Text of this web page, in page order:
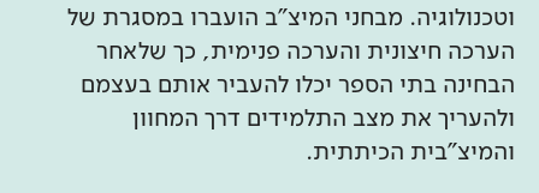
וטכנולוגיה. מבחני המיצ"ב הועברו במסגרת של
הערכה חיצונית והערכה פנימית, כך שלאחר
הבחינה בתי הספר יכלו להעביר אותם בעצמם
ולהעריך את מצב התלמידים דרך המחוון
והמיצ"בית הכיתתית.